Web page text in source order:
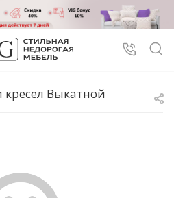
Выкатной